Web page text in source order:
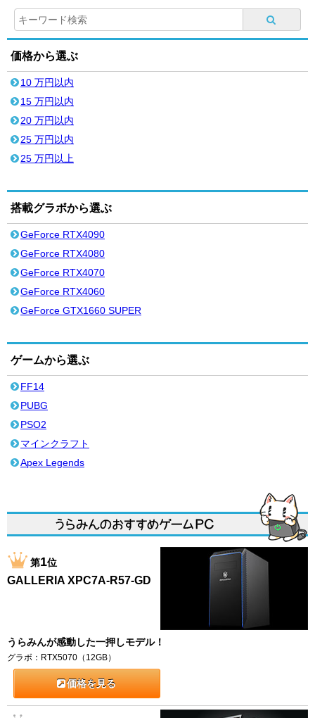
価格から選ぶ
10 万円以内
15 万円以内
20 万円以内
25 万円以内
25 万円以上
搭載グラボから選ぶ
GeForce RTX4090
GeForce RTX4080
GeForce RTX4070
GeForce RTX4060
GeForce GTX1660 SUPER
ゲームから選ぶ
FF14
PUBG
PSO2
マインクラフト
Apex Legends
第1位
GALLERIA XPC7A-R57-GD
うらみんが感動した一押しモデル！
グラボ：RTX5070（12GB）
価格を見る